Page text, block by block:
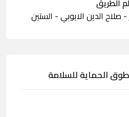
صلاح الدين الايوبي - الستين
الحماية للسلامة